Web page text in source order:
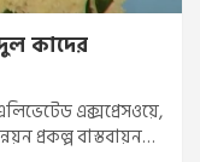
কাদের
এক্সপ্রেসওয়ে,
প্রকল্প বাস্তবায়ন…